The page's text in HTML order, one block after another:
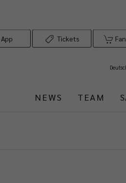
App Tickets
NEWS TEAM